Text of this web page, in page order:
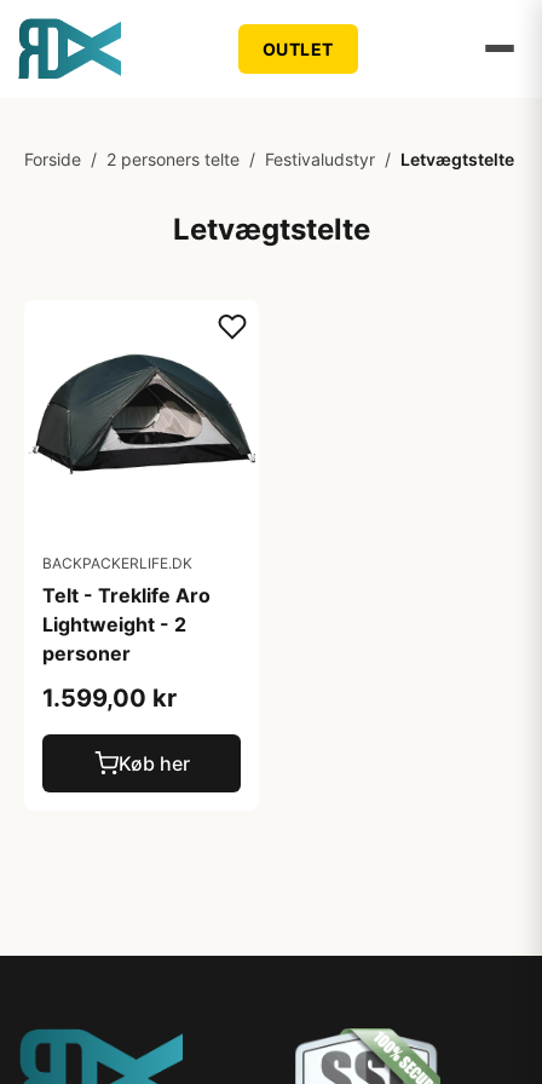
OUTLET
Forside / 2 personers telte / Festivaludstyr / Letvægtstelte
Letvægtstelte
BACKPACKERLIFE.DK
Telt - Treklife Aro
Lightweight - 2
personer
1.599,00 kr
Køb her